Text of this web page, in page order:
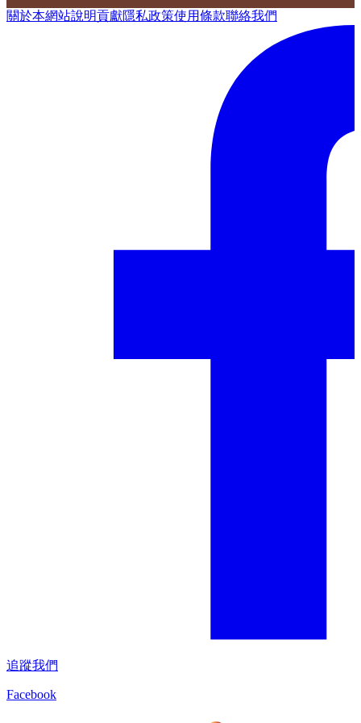
關於本網站說明貢獻隱私政策使用條款聯絡我們
追蹤我們
Facebook